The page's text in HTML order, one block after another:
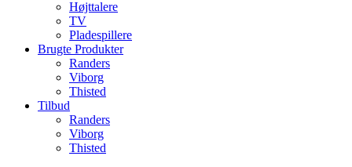
Højttalere
TV
Pladespillere
Brugte Produkter
Randers
Viborg
Thisted
Tilbud
Randers
Viborg
Thisted